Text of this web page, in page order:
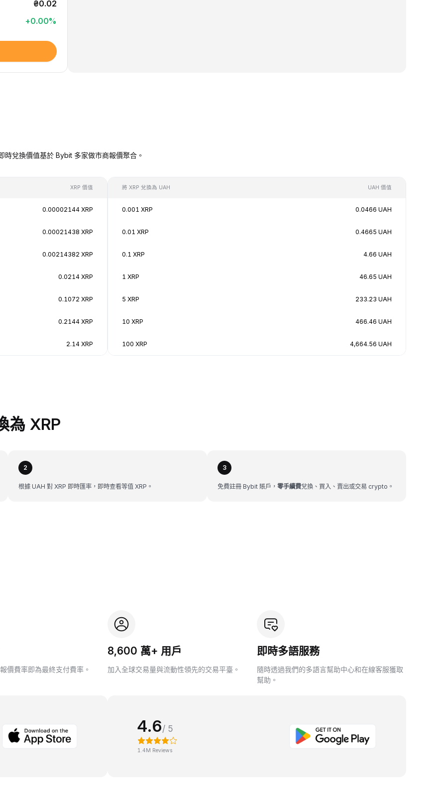
₴0.02
+0.00%
兌換價值基於 Bybit 多家做市商報價聚合。
XRP 價值
0.00002144 XRP
0.00021438 XRP
0.00214382 XRP
0.0214 XRP
0.1072 XRP
0.2144 XRP
2.14 XRP
將 XRP 兌換為 UAH UAH 價值
0.001 XRP 0.0466 UAH
0.01 XRP 0.4665 UAH
0.1 XRP 4.66 UAH
1 XRP 46.65 UAH
5 XRP 233.23 UAH
10 XRP 466.46 UAH
100 XRP 4,664.56 UAH
為 XRP
2
根據 UAH 對 XRP 即時匯率，即時查看等值 XRP。
3
免費註冊 Bybit 賬戶， 零手續費兌換、買入、賣出或交易 crypto。
價費率即為最終支付費率。
8,600 萬+ 用戶
加入全球交易量與流動性領先的交易平臺。
即時多語服務
隨時透過我們的多語言幫助中心和在線客服獲取
幫助。
4.6/ 5
1.4M Reviews